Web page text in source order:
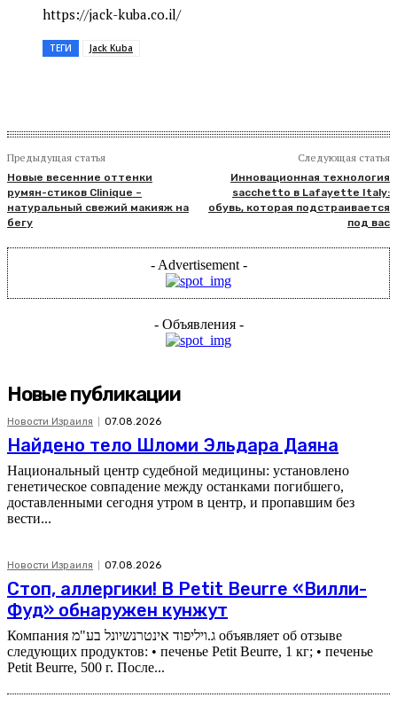
https://jack-kuba.co.il/
ТЕГИ Jack Kuba
Предыдущая статья
Новые весенние оттенки
румян-стиков Clinique –
натуральный свежий макияж на
бегу
Следующая статья
Инновационная технология
sacchetto в Lafayette Italy:
обувь, которая подстраивается
под вас
- Advertisement -
- Объявления -
Новые публикации
Новости Израиля 07.08.2026
Найдено тело Шломи Эльдара Даяна
Национальный центр судебной медицины: установлено
генетическое совпадение между останками погибшего,
доставленными сегодня утром в центр, и пропавшим без
вести...
Новости Израиля 07.08.2026
Стоп, аллергики! В Petit Beurre «Вилли-
Фуд» обнаружен кунжут
Компания ג.ויליפוד אינטרנשיונל בע"מ объявляет об отзыве
следующих продуктов: • печенье Petit Beurre, 1 кг; • печенье
Petit Beurre, 500 г. После...